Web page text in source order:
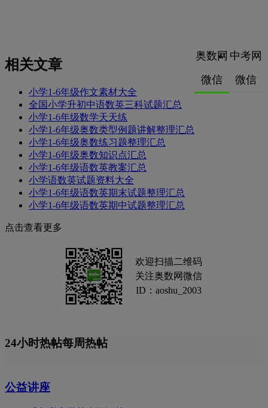
相关文章
小学1-6年级作文素材大全
全国小学升初中语数英三科试题汇总
小学1-6年级数学天天练
小学1-6年级奥数类型例题讲解整理汇总
小学1-6年级奥数练习题整理汇总
小学1-6年级奥数知识点汇总
小学1-6年级语数英教案汇总
小学语数英试题资料大全
小学1-6年级语数英期末试题整理汇总
小学1-6年级语数英期中试题整理汇总
点击查看更多
奥数网
微信
中考网
微信
欢迎扫描二维码
关注奥数网微信
ID：aoshu_2003
24小时热帖每周热帖
公益讲座